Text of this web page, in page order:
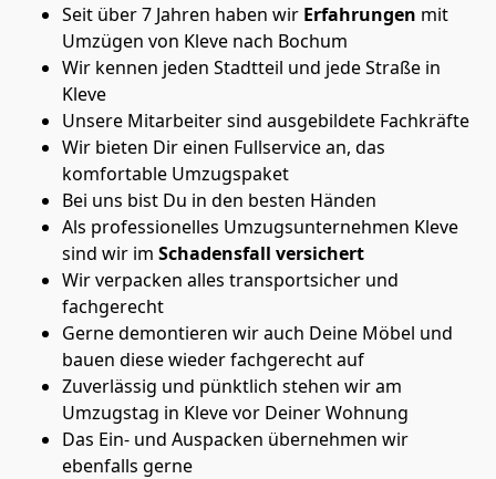
Seit über 7 Jahren haben wir Erfahrungen mit
Umzügen von Kleve nach Bochum
Wir kennen jeden Stadtteil und jede Straße in
Kleve
Unsere Mitarbeiter sind ausgebildete Fachkräfte
Wir bieten Dir einen Fullservice an, das
komfortable Umzugspaket
Bei uns bist Du in den besten Händen
Als professionelles Umzugsunternehmen Kleve
sind wir im Schadensfall versichert
Wir verpacken alles transportsicher und
fachgerecht
Gerne demontieren wir auch Deine Möbel und
bauen diese wieder fachgerecht auf
Zuverlässig und pünktlich stehen wir am
Umzugstag in Kleve vor Deiner Wohnung
Das Ein- und Auspacken übernehmen wir
ebenfalls gerne